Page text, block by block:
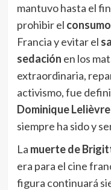
mantuvo hasta el
prohibir el
Francia y evitar el
sedación en los
extraordinaria,
activismo, fue
Dominique Lelièvre
siempre ha sido y
La muerte de
era para el cine
figura continuará